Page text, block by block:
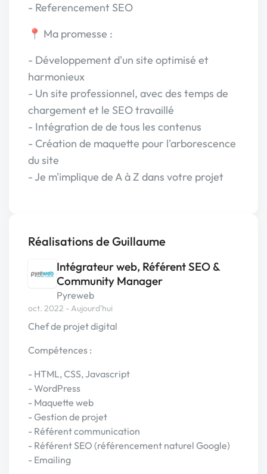
- Referencement SEO
📍 Ma promesse :
- Développement d'un site optimisé et
harmonieux
- Un site professionnel, avec des temps de
chargement et le SEO travaillé
- Intégration de de tous les contenus
- Création de maquette pour l'arborescence
du site
- Je m'implique de A à Z dans votre projet
Réalisations de Guillaume
Intégrateur web, Référent SEO &
Community Manager
Pyreweb
oct. 2022 - Aujourd'hui
Chef de projet digital
Compétences :
- HTML, CSS, Javascript
- WordPress
- Maquette web
- Gestion de projet
- Référent communication
- Référent SEO (référencement naturel Google)
- Emailing